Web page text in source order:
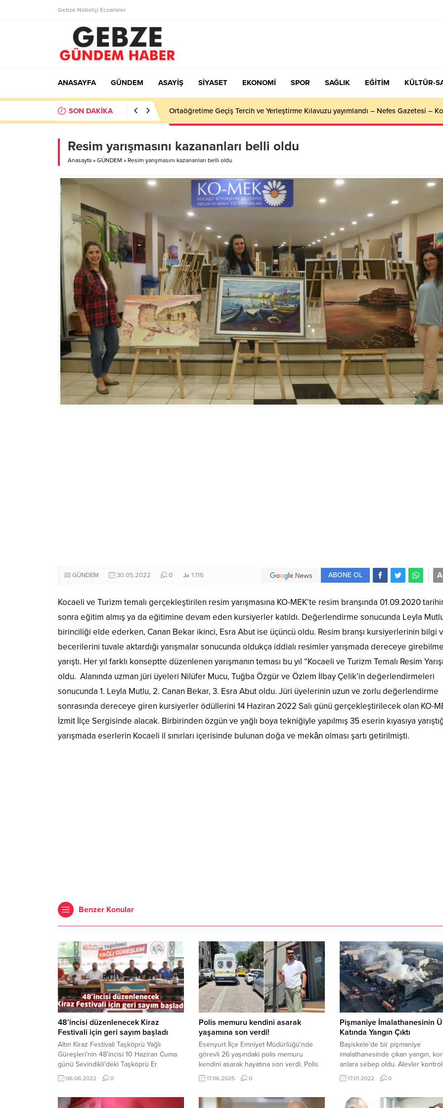
Gebze Nöbetçi Eczaneler
ANASAYFA GÜNDEM ASAYİŞ SİYASET EKONOMİ SPOR SAĞLIK EĞİTİM KÜLTÜR-
SON DAKİKA Ortaöğretime Geçiş Tercih ve Yerleştirme Kılavuzu yayımlandı – Nefes Gazetesi –
Resim yarışmasını kazananları belli oldu
Anasayfa » GÜNDEM » Resim yarışmasını kazananları belli oldu
GÜNDEM 30.05.2022 0 1.116 A
ABONE OL
Kocaeli ve Turizm temalı gerçekleştirilen resim yarışmasına KO-MEK’te resim branşında 01.09.2020
sonra eğitim almış ya da eğitimine devam eden kursiyerler katıldı. Değerlendirme sonucunda Leyla
birinciliği elde ederken, Canan Bekar ikinci, Esra Abut ise üçüncü oldu. Resim branşı kursiyerlerinin bilgi
becerilerini tuvale aktardığı yarışmalar sonucunda oldukça iddialı resimler yarışmada dereceye
yarıştı. Her yıl farklı konseptte düzenlenen yarışmanın teması bu yıl “Kocaeli ve Turizm Temalı Resim
oldu. Alanında uzman jüri üyeleri Nilüfer Mucu, Tuğba Özgür ve Özlem İlbay Çelik’in değerlendirmeleri
sonucunda 1. Leyla Mutlu, 2. Canan Bekar, 3. Esra Abut oldu. Jüri üyelerinin uzun ve zorlu değerlendirme
sonrasında dereceye giren kursiyerler ödüllerini 14 Haziran 2022 Salı günü gerçekleştirilecek olan KO-
İzmit İlçe Sergisinde alacak. Birbirinden özgün ve yağlı boya tekniğiyle yapılmış 35 eserin kıyasıya
yarışmada eserlerin Kocaeli il sınırları içerisinde bulunan doğa ve mekân olması şartı getirilmişti.
Benzer Konular
48’incisi düzenlenecek Kiraz
Festivali için geri sayım başladı
Altın Kiraz Festivali Taşköprü Yağlı
Güreşleri’nin 48’incisi 10 Haziran Cuma
günü Sevindikli’deki Taşköprü Er
Meydanı’nda gerçekleşecek. Zorlu
güreşler öncesi yapılan basın toplantısı
Başkanı Şener Söğüt, Başkan
06.06.2022 0
Polis memuru kendini asarak
yaşamına son verdi!
Esenyurt İlçe Emniyet Müdürlüğü’nde
görevli 26 yaşındaki polis memuru
kendini asarak hayatına son verdi. Polis
memurunun, sanal bahis nedeniyle
yüksek meblağlarda borcu olduğu iddia
sondakika.com İstanbul‘da Esenyurt İlçe
17.06.2025 0
Pişmaniye İmalathanesinin
Katında Yangın Çıktı
Başiskele’de bir pişmaniye
imalathanesinde çıkan yangın,
anlara sebep oldu. Alevler kontrol
alınırken, itfaiye ekiplerinin
çalışmaları sürüyor. Ekiplerin
görüntülendi. Yangın, Başiskele
17.01.2022 0